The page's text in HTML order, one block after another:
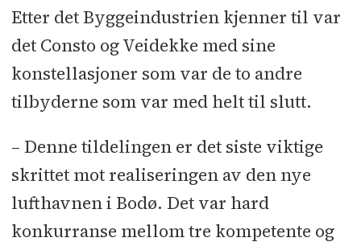
Etter det Byggeindustrien kjenner til var
det Consto og Veidekke med sine
konstellasjoner som var de to andre
tilbyderne som var med helt til slutt.
– Denne tildelingen er det siste viktige
skrittet mot realiseringen av den nye
lufthavnen i Bodø. Det var hard
konkurranse mellom tre kompetente og